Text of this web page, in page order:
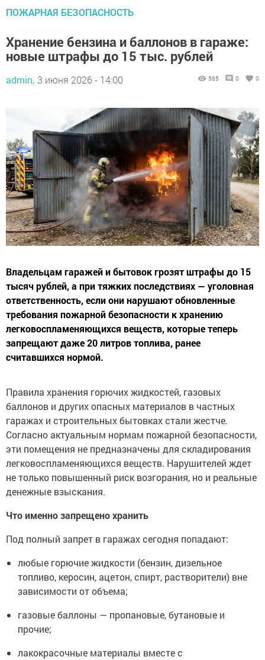
ПОЖАРНАЯ БЕЗОПАСНОСТЬ
Хранение бензина и баллонов в гараже:
новые штрафы до 15 тыс. рублей
admin, 3 июня 2026 - 14:00 585 0 0
Владельцам гаражей и бытовок грозят штрафы до 15
тысяч рублей, а при тяжких последствиях — уголовная
ответственность, если они нарушают обновленные
требования пожарной безопасности к хранению
легковоспламеняющихся веществ, которые теперь
запрещают даже 20 литров топлива, ранее
считавшихся нормой.
Правила хранения горючих жидкостей, газовых
баллонов и других опасных материалов в частных
гаражах и строительных бытовках стали жестче.
Согласно актуальным нормам пожарной безопасности,
эти помещения не предназначены для складирования
легковоспламеняющихся веществ. Нарушителей ждет
не только повышенный риск возгорания, но и реальные
денежные взыскания.
Что именно запрещено хранить
Под полный запрет в гаражах сегодня попадают:
любые горючие жидкости (бензин, дизельное
топливо, керосин, ацетон, спирт, растворители) вне
зависимости от объема;
газовые баллоны — пропановые, бутановые и
прочие;
лакокрасочные материалы вместе с